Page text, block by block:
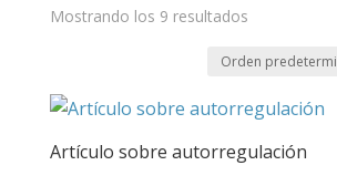
Mostrando los 9 resultados
Artículo sobre autorregulación